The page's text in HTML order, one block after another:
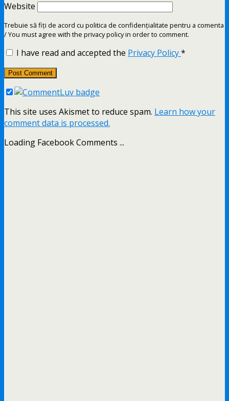
Website
Trebuie să fiți de acord cu politica de confidențialitate pentru a comenta
/ You must agree with the privacy policy in order to comment.
I have read and accepted the Privacy Policy*
This site uses Akismet to reduce spam. Learn how your
comment data is processed.
Loading Facebook Comments ...